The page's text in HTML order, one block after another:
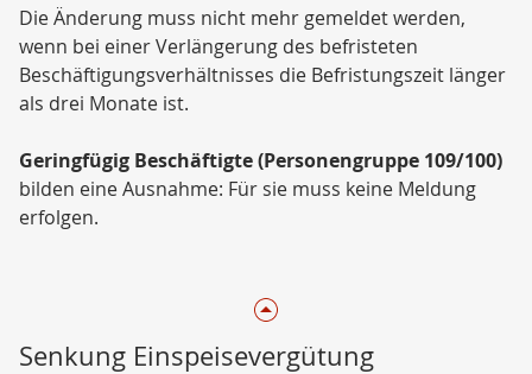
Die Änderung muss nicht mehr gemeldet werden,
wenn bei einer Verlängerung des befristeten
Beschäftigungsverhältnisses die Befristungszeit länger
als drei Monate ist.
Geringfügig Beschäftigte (Personengruppe 109/100)
bilden eine Ausnahme: Für sie muss keine Meldung
erfolgen.
Senkung Einspeisevergütung